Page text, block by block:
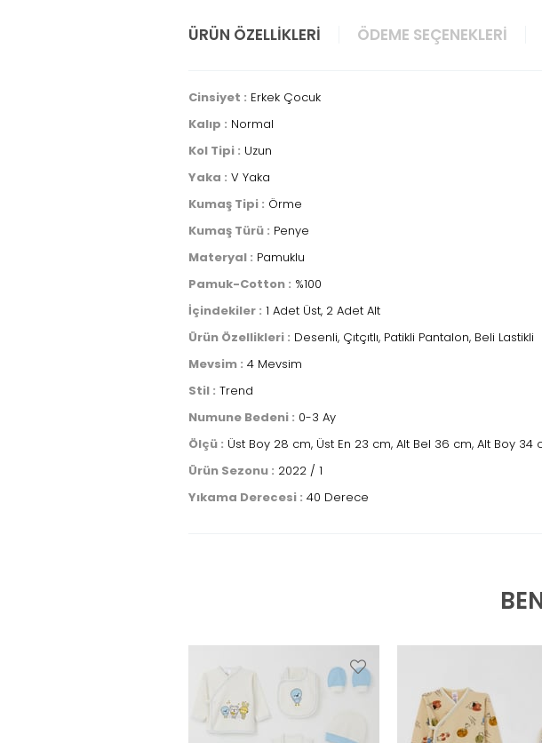
ÜRÜN ÖZELLIKLERI ÖDEME SEÇENEKLERI
Cinsiyet : Erkek Çocuk
Kalıp : Normal
Kol Tipi : Uzun
Yaka : V Yaka
Kumaş Tipi : Örme
Kumaş Türü : Penye
Materyal : Pamuklu
Pamuk-Cotton : %100
İçindekiler : 1 Adet Üst, 2 Adet Alt
Ürün Özellikleri : Desenli, Çıtçıtlı, Patikli Pantalon, Beli Lastikli
Mevsim : 4 Mevsim
Stil : Trend
Numune Bedeni : 0-3 Ay
Ölçü : Üst Boy 28 cm, Üst En 23 cm, Alt Bel 36 cm, Alt Boy
Ürün Sezonu : 2022 / 1
Yıkama Derecesi : 40 Derece